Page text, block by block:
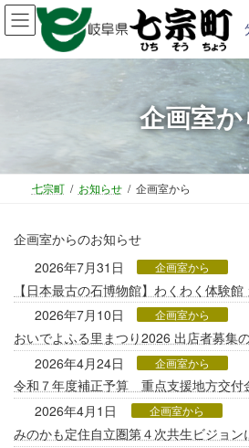
コ
ン
ナ
ビ
企画室
七宗町 お知らせ 企画室から
企画室からのお知らせ
2026年7月31日
企画室から
【日本最古の石博物館】わくわく体験
2026年7月10日
企画室から
おいでよふる里まつり2026 出店者募集
2026年4月24日
企画室から
令和７年度補正予算 重点支援地方交付
2026年4月1日
企画室から
みのかも定住自立圏第４次共生ビジョン